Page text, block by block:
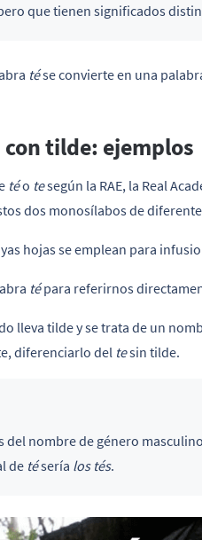
que tienen significados
tése convierte en una
con tilde: ejemplos
téo tesegún la RAE, la Real
dos monosílabos de
hojas se emplean para
tépara referirnos
lleva tilde y se trata de un
diferenciarlo del tesin tilde.
del nombre de género
de tésería los tés.